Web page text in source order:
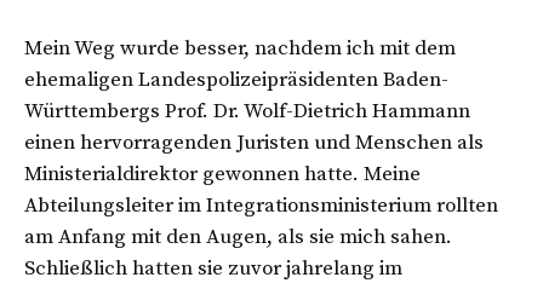
Mein Weg wurde besser, nachdem ich mit dem
ehemaligen Landespolizeipräsidenten Baden-
Württembergs Prof. Dr. Wolf-Dietrich Hammann
einen hervorragenden Juristen und Menschen als
Ministerialdirektor gewonnen hatte. Meine
Abteilungsleiter im Integrationsministerium rollten
am Anfang mit den Augen, als sie mich sahen.
Schließlich hatten sie zuvor jahrelang im